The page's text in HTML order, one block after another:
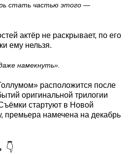
стать частью этого —
актёр не раскрывает, по его
ему нельзя.
намекнуть».
расположится после
оригинальной трилогии
стартуют в Новой
премьера намечена на декабрь